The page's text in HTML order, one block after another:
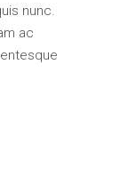
nunc.
ac